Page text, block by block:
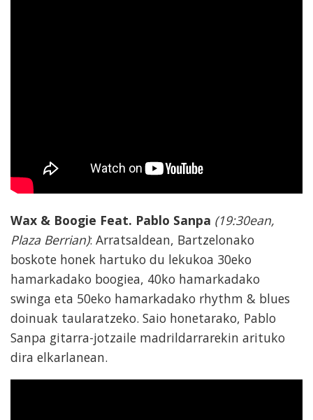
Wax & Boogie Feat. Pablo Sanpa (19:30ean,
Plaza Berrian): Arratsaldean, Bartzelonako
boskote honek hartuko du lekukoa 30eko
hamarkadako boogiea, 40ko hamarkadako
swinga eta 50eko hamarkadako rhythm & blues
doinuak taularatzeko. Saio honetarako, Pablo
Sanpa gitarra-jotzaile madrildarrarekin arituko
dira elkarlanean.